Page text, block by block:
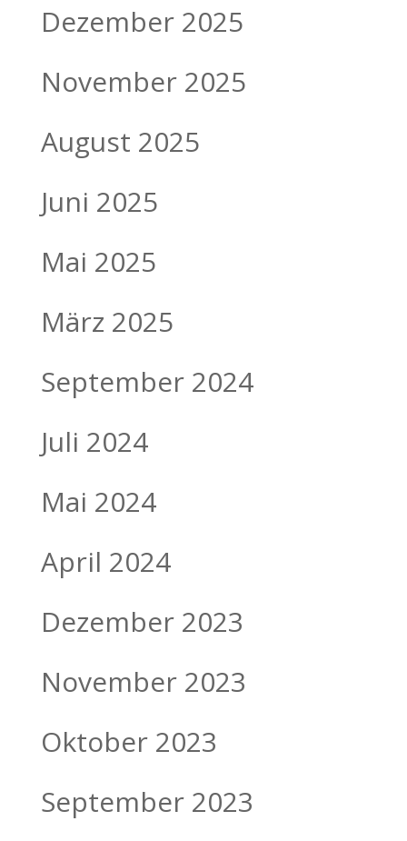
Dezember 2025
November 2025
August 2025
Juni 2025
Mai 2025
März 2025
September 2024
Juli 2024
Mai 2024
April 2024
Dezember 2023
November 2023
Oktober 2023
September 2023